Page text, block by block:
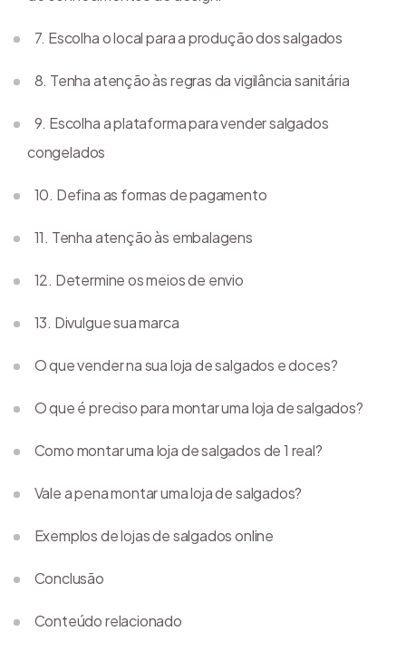
7. Escolha o local para a produção dos salgados
8. Tenha atenção às regras da vigilância sanitária
9. Escolha a plataforma para vender salgados
congelados
10. Defina as formas de pagamento
11. Tenha atenção às embalagens
12. Determine os meios de envio
13. Divulgue sua marca
O que vender na sua loja de salgados e doces?
O que é preciso para montar uma loja de salgados?
Como montar uma loja de salgados de 1 real?
Vale a pena montar uma loja de salgados?
Exemplos de lojas de salgados online
Conclusão
Conteúdo relacionado